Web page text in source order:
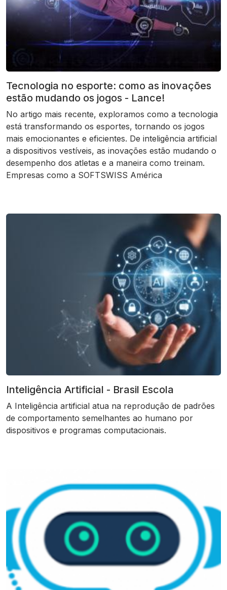
Tecnologia no esporte: como as inovações
estão mudando os jogos - Lance!
No artigo mais recente, exploramos como a tecnologia
está transformando os esportes, tornando os jogos
mais emocionantes e eficientes. De inteligência artificial
a dispositivos vestíveis, as inovações estão mudando o
desempenho dos atletas e a maneira como treinam.
Empresas como a SOFTSWISS América
Inteligência Artificial - Brasil Escola
A Inteligência artificial atua na reprodução de padrões
de comportamento semelhantes ao humano por
dispositivos e programas computacionais.